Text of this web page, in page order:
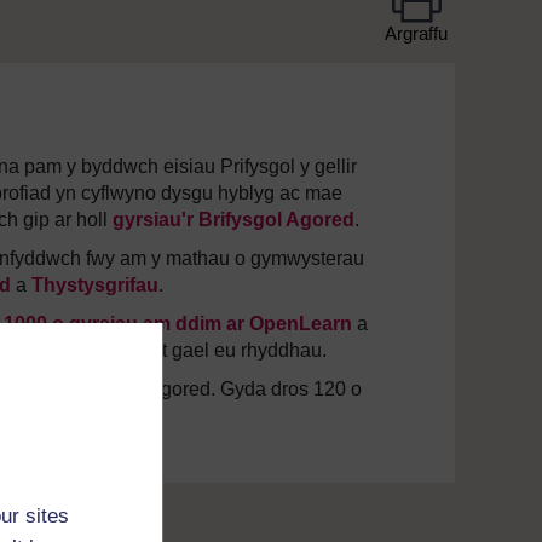
sites
Argraffu
pam y byddwch eisiau Prifysgol y gellir
yn cyflwyno dysgu hyblyg ac mae
gip ar holl gyrsiau'r Brifysgol Agored .
fwy am y mathau o gymwysterau
a Thystysgrifau.
1000 o gyrsiau am ddim ar OpenLearn a
ddim, wrth iddynt gael eu rhyddhau.
gyda'r Brifysgol Agored. Gyda dros 120 o